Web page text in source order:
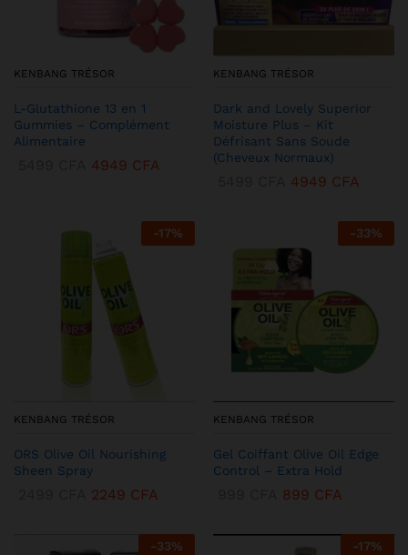
KENBANG TRÉSOR
L-Glutathione 13 en 1
Gummies – Complément
Alimentaire
4949 CFA
KENBANG TRÉSOR
Dark and Lovely Superior
Moisture Plus – Kit
Défrisant Sans Soude
(Cheveux Normaux)
4949 CFA
-17%
KENBANG TRÉSOR
ORS Olive Oil Nourishing
Sheen Spray
2249 CFA
-33%
KENBANG TRÉSOR
Gel Coiffant Olive Oil Edge
Control – Extra Hold
899 CFA
-33% -17%